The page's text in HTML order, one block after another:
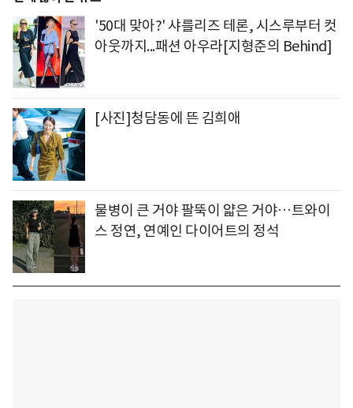
'50대 맞아?' 샤를리즈 테론, 시스루부터 컷
아웃까지...패션 아우라[지형준의 Behind]
[사진]청담동에 뜬 김희애
물병이 큰 거야 팔뚝이 얇은 거야…트와이
스 정연, 연예인 다이어트의 정석